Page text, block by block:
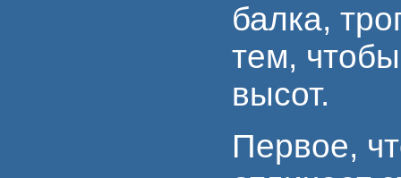
балка,
тем,
высот.
Первое,